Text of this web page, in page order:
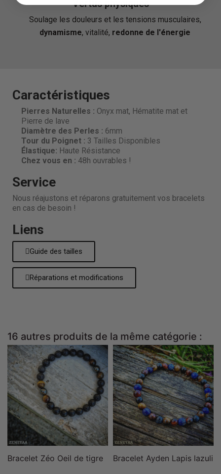
Vertus physiques
Soulage les douleurs et les tensions musculaires,
dynamisme, vitalité, redonne de l'énergie
Caractéristiques
Pierres Naturelles : Onyx mat, Hématite mat et
Pierre de lave
Diamètre des Perles : 6mm
Tour du Poignet : 3 Tailles Disponibles
Élastique: Haute Résistance
Chez vous en : 48h ouvrables !
Service
Nous réajustons et réparons gratuitement vos bracelets
en cas de besoin !
Liens
Guide des tailles
Réparations et modifications
16 autres produits de la même catégorie :
Bracelet Zéo Oeil de tigre Bracelet Ayden Lapis lazuli